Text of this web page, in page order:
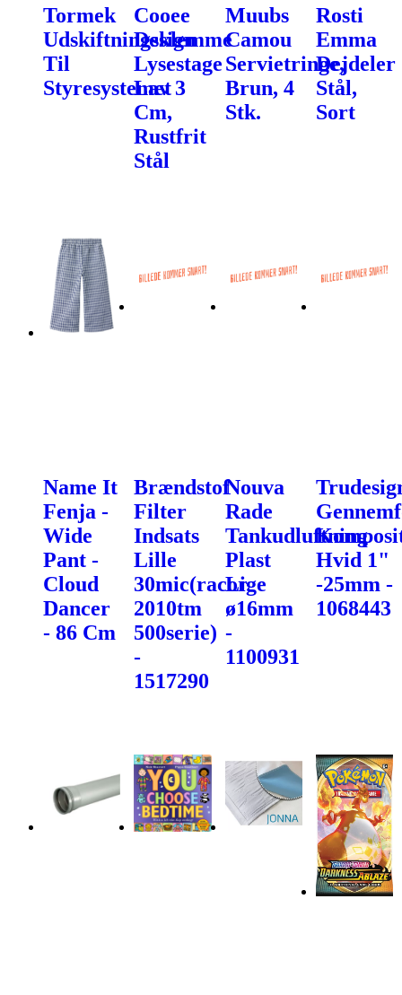
Tormek
Udskiftningsklemme
Til
Styresystemet
Cooee
Design
Lysestage
Lav 3
Cm,
Rustfrit
Stål
Muubs
Camou
Servietringe,
Brun, 4
Stk.
Rosti
Emma
Dejdeler
Stål,
Sort
Name It
Fenja -
Wide
Pant -
Cloud
Dancer
- 86 Cm
Brændstof
Filter
Indsats
Lille
30mic(racor
2010tm
500serie)
-
1517290
Nouva
Rade
Tankudluftning
Plast
Lige
ø16mm
-
1100931
Hvid 1"
-25mm -
1068443